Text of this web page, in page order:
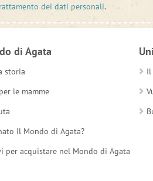
dei dati personali.
di Agata
storia
le mamme
Il Mondo di Agata?
per acquistare nel Mondo di Agata
Il